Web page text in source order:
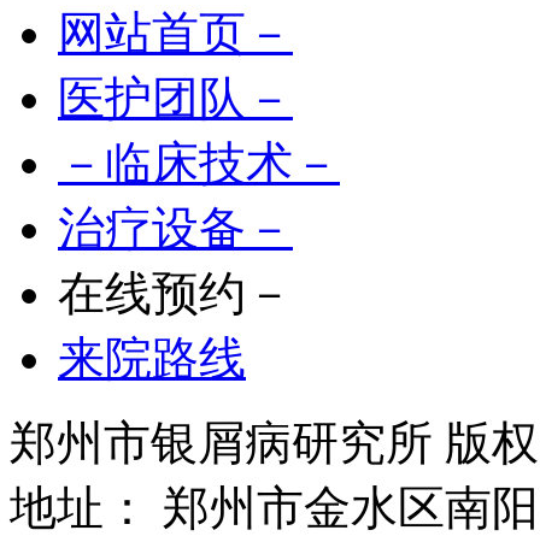
网站首页－
医护团队－
－临床技术－
治疗设备－
在线预约－
来院路线
郑州市银屑病研究所 版
地址： 郑州市金水区南